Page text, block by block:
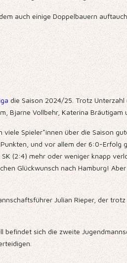
dem auch einige Doppelbauern
die Saison 2024/25. Trotz
Bjarne Vollbehr, Katerina
Spieler*innen über die Saison
und vor allem der 6:0-Erfolg
(2:4) mehr oder weniger knapp
Glückwunsch nach Hamburg!
Julian Rieper, der
befindet sich die zweite